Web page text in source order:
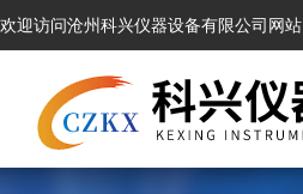
欢迎访问沧州科兴仪器设备有限公司网站